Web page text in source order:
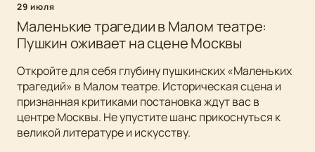
29 июля
Маленькие трагедии в Малом театре:
Пушкин оживает на сцене Москвы
Откройте для себя глубину пушкинских «Маленьких
трагедий» в Малом театре. Историческая сцена и
признанная критиками постановка ждут вас в
центре Москвы. Не упустите шанс прикоснуться к
великой литературе и искусству.